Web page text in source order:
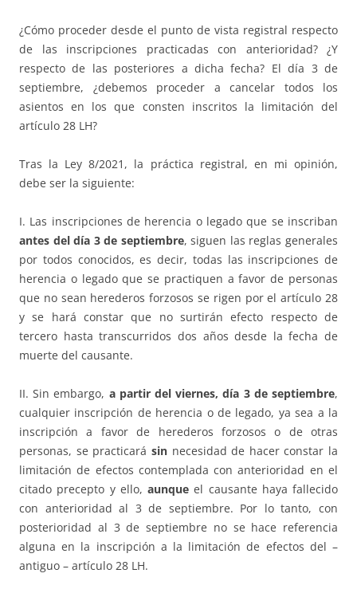
¿Cómo proceder desde el punto de vista registral respecto
de las inscripciones practicadas con anterioridad? ¿Y
respecto de las posteriores a dicha fecha? El día 3 de
septiembre, ¿debemos proceder a cancelar todos los
asientos en los que consten inscritos la limitación del
artículo 28 LH?
Tras la Ley 8/2021, la práctica registral, en mi opinión,
debe ser la siguiente:
I. Las inscripciones de herencia o legado que se inscriban
antes del día 3 de septiembre, siguen las reglas generales
por todos conocidos, es decir, todas las inscripciones de
herencia o legado que se practiquen a favor de personas
que no sean herederos forzosos se rigen por el artículo 28
y se hará constar que no surtirán efecto respecto de
tercero hasta transcurridos dos años desde la fecha de
muerte del causante.
II. Sin embargo, a partir del viernes, día 3 de septiembre,
cualquier inscripción de herencia o de legado, ya sea a la
inscripción a favor de herederos forzosos o de otras
personas, se practicará sinnecesidad de hacer constar la
limitación de efectos contemplada con anterioridad en el
citado precepto y ello, aunque el causante haya fallecido
con anterioridad al 3 de septiembre. Por lo tanto, con
posterioridad al 3 de septiembre no se hace referencia
alguna en la inscripción a la limitación de efectos del –
antiguo – artículo 28 LH.